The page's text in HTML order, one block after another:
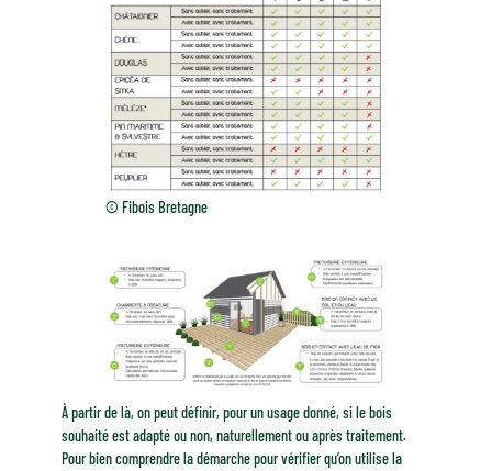
© Fibois Bretagne
À partir de là, on peut définir, pour un usage donné, si le bois
souhaité est adapté ou non, naturellement ou après traitement.
Pour bien comprendre la démarche pour vérifier qu’on utilise la